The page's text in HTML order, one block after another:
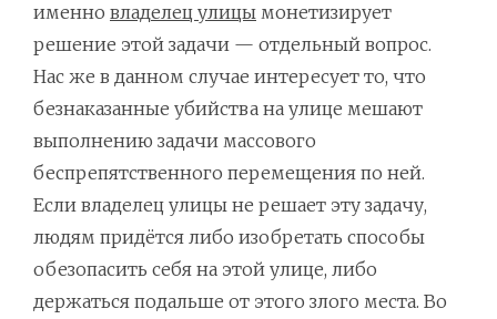
именно владелец улицы монетизирует
решение этой задачи — отдельный вопрос.
Нас же в данном случае интересует то, что
безнаказанные убийства на улице мешают
выполнению задачи массового
беспрепятственного перемещения по ней.
Если владелец улицы не решает эту задачу,
людям придётся либо изобретать способы
обезопасить себя на этой улице, либо
держаться подальше от этого злого места. Во